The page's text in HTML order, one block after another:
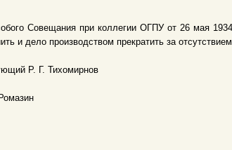
Совещания при коллегии ОГПУ от 26 мая
и дело производством прекратить за
Р. Г. Тихомирнов